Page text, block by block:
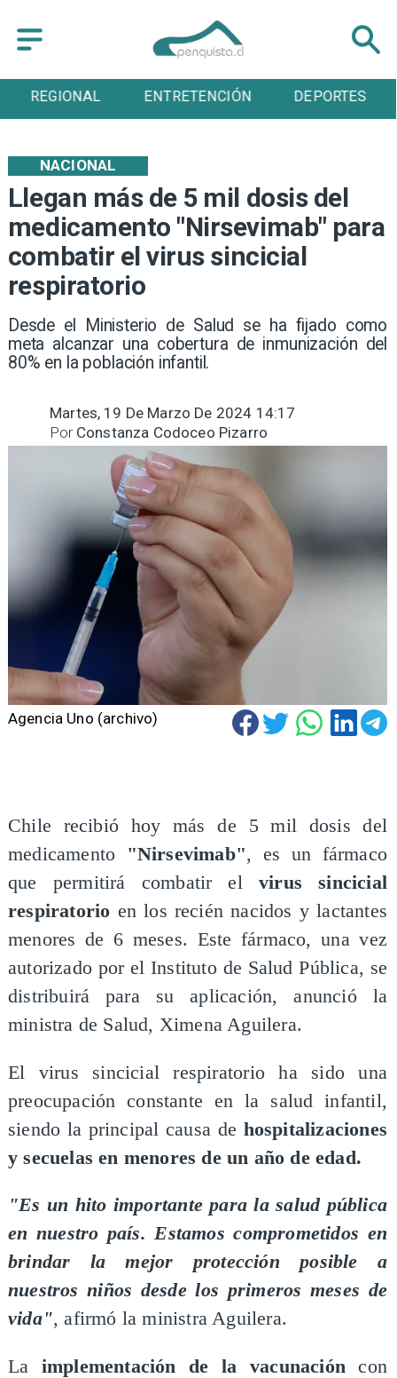
ENTRETENCIÓN DEPORTES CULTURA
Llegan más de 5 mil dosis del
medicamento "Nirsevimab" para
combatir el virus sincicial
respiratorio
​​Desde el Ministerio de Salud se ha fijado como
meta alcanzar una cobertura de inmunización del
80% en la población infantil.
NACIONAL
Martes, 19 De Marzo De 2024 14:17
Constanza Codoceo Pizarro
Por
Agencia Uno (archivo)
​Chile recibió hoy más de 5 mil dosis del
medicamento "Nirsevimab", es un fármaco
que permitirá combatir elvirus sincicial
respiratorio en los recién nacidos y lactantes
menores de 6 meses. Este fármaco, una vez
autorizado por el Instituto de Salud Pública, se
distribuirá para su aplicación, anunció la
ministra de Salud, Ximena Aguilera.
​El virus sincicial respiratorio ha sido una
preocupación constante en la salud infantil,
siendo la principal causa de hospitalizaciones
y secuelas en menores de un año de edad.
"Es un hito importante para la salud pública
en nuestro país. Estamos comprometidos en
brindar la mejor protección posible a
nuestros niños desde los primeros meses de
vida", afirmó la ministra Aguilera.
​La implementación de la vacunación con